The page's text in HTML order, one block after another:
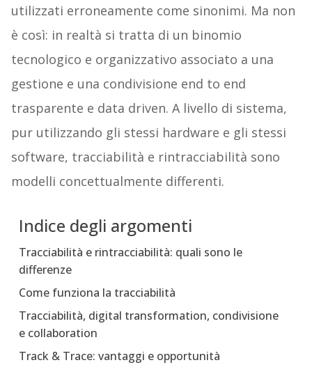
utilizzati erroneamente come sinonimi. Ma non
è così: in realtà si tratta di un binomio
tecnologico e organizzativo associato a una
gestione e una condivisione end to end
trasparente e data driven. A livello di sistema,
pur utilizzando gli stessi hardware e gli stessi
software, tracciabilità e rintracciabilità sono
modelli concettualmente differenti.
Indice degli argomenti
Tracciabilità e rintracciabilità: quali sono le
differenze
Come funziona la tracciabilità
Tracciabilità, digital transformation, condivisione
e collaboration
Track & Trace: vantaggi e opportunità